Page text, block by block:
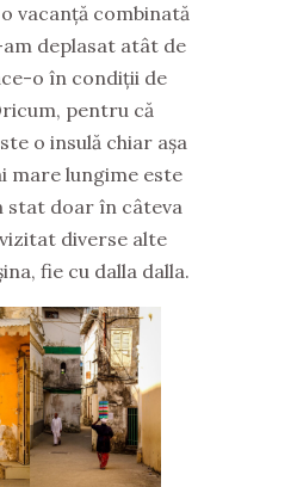
vacanță combinată
deplasat atât de
o în condiții de
pentru că
o insulă chiar așa
mare lungime este
stat doar în câteva
diverse alte
fie cu dalla dalla.